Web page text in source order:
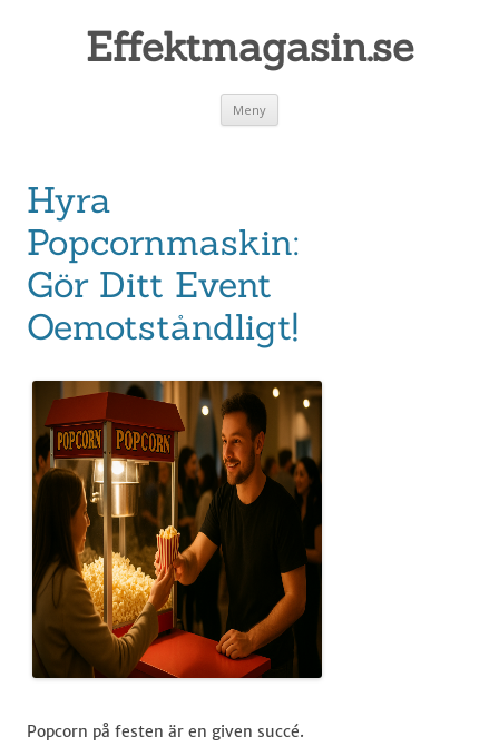
Effektmagasin.se
Meny
Hyra
Popcornmaskin:
Gör Ditt Event
Oemotståndligt!
Popcorn på festen är en given succé.